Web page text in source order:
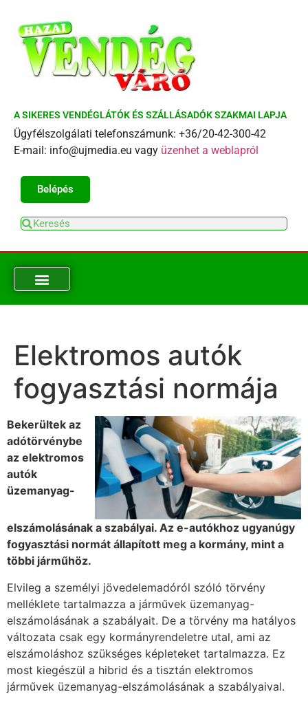
A SIKERES VENDÉGLÁTÓK ÉS SZÁLLÁSADÓK SZAKMAI LAPJA
Ügyfélszolgálati telefonszámunk: +36/20-42-300-42
E-mail: info@ujmedia.eu vagy üzenhet a weblapról
Belépés
Elektromos autók
fogyasztási normája
Bekerültek az
adótörvénybe
az elektromos
autók
üzemanyag-
elszámolásának a szabályai. Az e-autókhoz ugyanúgy
fogyasztási normát állapított meg a kormány, mint a
többi járműhöz.
Elvileg a személyi jövedelemadóról szóló törvény
melléklete tartalmazza a járművek üzemanyag-
elszámolásának a szabályait. De a törvény ma hatályos
változata csak egy kormányrendeletre utal, ami az
elszámoláshoz szükséges képleteket tartalmazza. Ez
most kiegészül a hibrid és a tisztán elektromos
járművek üzemanyag-elszámolásának a szabályaival.